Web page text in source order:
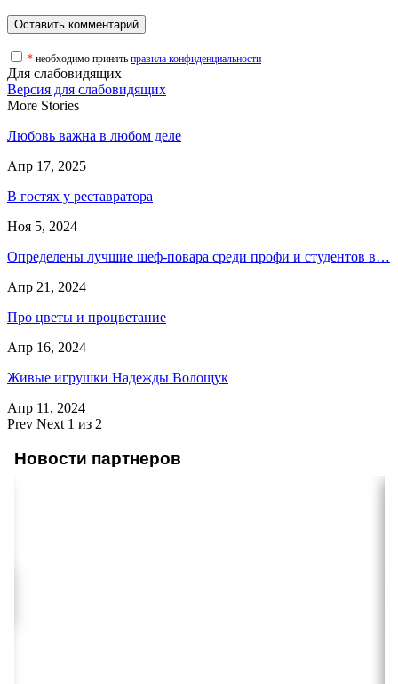
* необходимо принять правила конфиденциальности
Для слабовидящих
Версия для слабовидящих
More Stories
Любовь важна в любом деле
Апр 17, 2025
В гостях у реставратора
Ноя 5, 2024
Определены лучшие шеф-повара среди профи и студентов в…
Апр 21, 2024
Про цветы и процветание
Апр 16, 2024
Живые игрушки Надежды Волощук
Апр 11, 2024
Prev Next 1 из 2
Новости партнеров